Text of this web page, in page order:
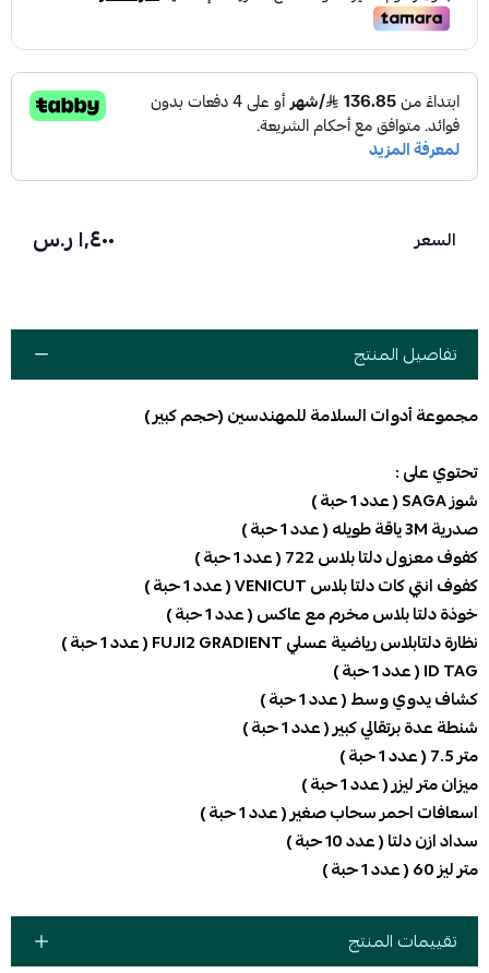
السعر ١٬٤٠٠ ر.س
تفاصيل المنتج
مجموعة أدوات السلامة للمهندسين (حجم كبير )
تحتوي على :
شوز SAGA ( عدد 1 حبة )
صدرية 3M ياقة طويله ( عدد 1 حبة )
كفوف معزول دلتا بلاس 722 ( عدد 1 حبة )
كفوف انتي كات دلتا بلاس VENICUT ( عدد 1 حبة )
خوذة دلتا بلاس مخرم مع عاكس ( عدد 1 حبة )
نظارة دلتابلاس رياضية عسلي FUJI2 GRADIENT ( عدد 1 حبة )
ID TAG ( عدد 1 حبة )
كشاف يدوي وسط ( عدد 1 حبة )
شنطة عدة برتقالي كبير ( عدد 1 حبة )
متر 7.5 ( عدد 1 حبة )
ميزان متر ليزر ( عدد 1 حبة )
اسعافات احمر سحاب صغير ( عدد 1 حبة )
سداد ازن دلتا ( عدد 10 حبة )
متر ليز 60 ( عدد 1 حبة )
تقييمات المنتج